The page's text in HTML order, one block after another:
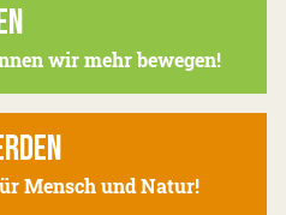
wir mehr bewegen!
Mensch und Natur!